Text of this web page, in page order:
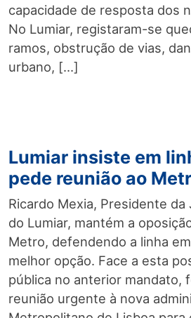
capacidade de resposta dos
No Lumiar, registaram-se
ramos, obstrução de vias,
urbano, […]
Lumiar insiste em
pede reunião ao
Ricardo Mexia, Presidente
do Lumiar, mantém a
Metro, defendendo a linha
melhor opção. Face a esta
pública no anterior mandato,
reunião urgente à nova